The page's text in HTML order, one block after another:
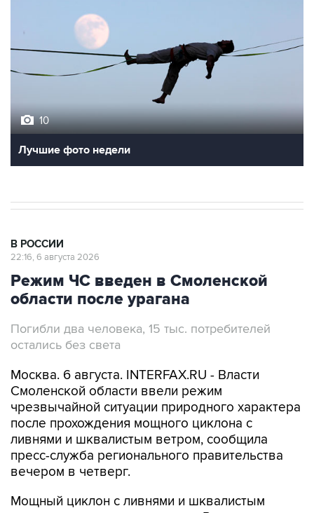
10
Лучшие фото недели
В РОССИИ
22:16, 6 августа 2026
Режим ЧС введен в Смоленской
области после урагана
Погибли два человека, 15 тыс. потребителей
остались без света
Москва. 6 августа. INTERFAX.RU - Власти
Смоленской области ввели режим
чрезвычайной ситуации природного характера
после прохождения мощного циклона с
ливнями и шквалистым ветром, сообщила
пресс-служба регионального правительства
вечером в четверг.
Мощный циклон с ливнями и шквалистым